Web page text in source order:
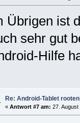
Übrigen ist
sehr gut
Hilfe
Re: Android-Tablet
« Antwort #7 am: 27.